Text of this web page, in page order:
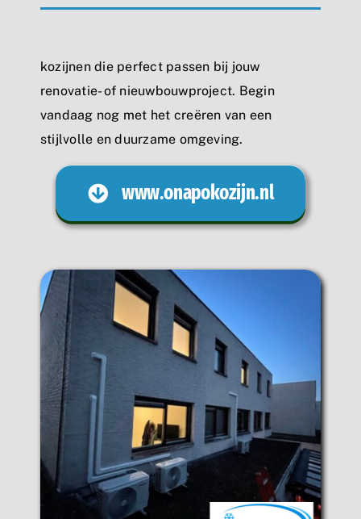
kozijnen die perfect passen bij jouw
renovatie- of nieuwbouwproject. Begin
vandaag nog met het creëren van een
stijlvolle en duurzame omgeving.
www.onapokozijn.nl